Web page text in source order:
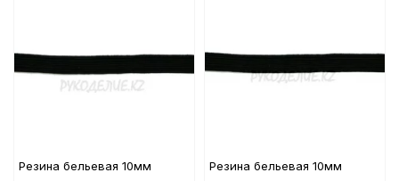
Резина бельевая 10мм Резина бельевая 10мм